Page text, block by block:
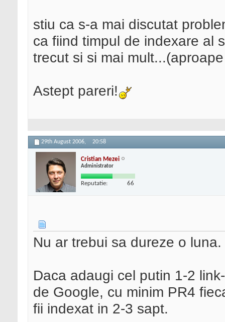
stiu ca s-a mai discutat
ca fiind timpul de indexare al
trecut si si mai
Astept pareri!
29th August 2006, 20:58
Cristian Mezei
Administrator
Reputatie: 66
Nu ar trebui sa dureze o luna.
Daca adaugi cel putin 1-2
de Google, cu minim PR4
fii indexat in 2-3 sapt.